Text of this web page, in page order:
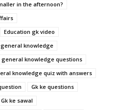
in the afternoon?
Education gk video
general knowledge
general knowledge questions
knowledge quiz with answers
Gk ke questions
Gk ke sawal